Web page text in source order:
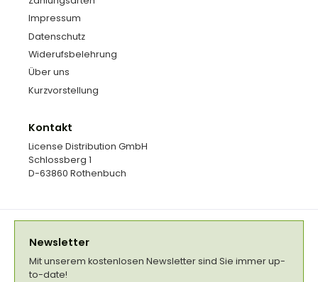
Impressum
Datenschutz
Widerufsbelehrung
Über uns
Kurzvorstellung
Kontakt
License Distribution GmbH
Schlossberg 1
D-63860 Rothenbuch
Newsletter
Mit unserem kostenlosen Newsletter sind Sie immer up-
to-date!